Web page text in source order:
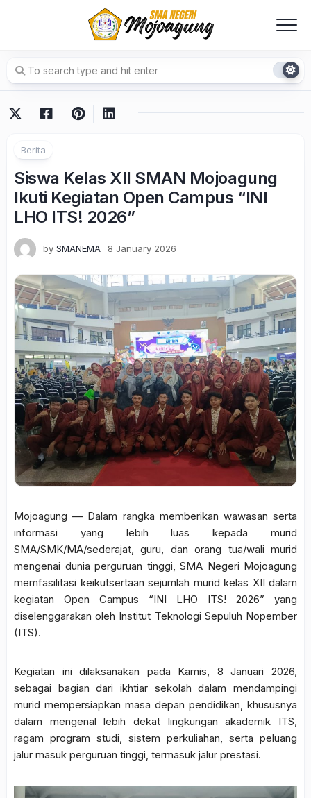
Berita
Siswa Kelas XII SMAN Mojoagung
Ikuti Kegiatan Open Campus “INI
LHO ITS! 2026”
by SMANEMA 8 January 2026
Mojoagung — Dalam rangka memberikan wawasan serta
informasi yang lebih luas kepada murid
SMA/SMK/MA/sederajat, guru, dan orang tua/wali murid
mengenai dunia perguruan tinggi, SMA Negeri Mojoagung
memfasilitasi keikutsertaan sejumlah murid kelas XII dalam
kegiatan Open Campus “INI LHO ITS! 2026” yang
diselenggarakan oleh Institut Teknologi Sepuluh Nopember
(ITS).
Kegiatan ini dilaksanakan pada Kamis, 8 Januari 2026,
sebagai bagian dari ikhtiar sekolah dalam mendampingi
murid mempersiapkan masa depan pendidikan, khususnya
dalam mengenal lebih dekat lingkungan akademik ITS,
ragam program studi, sistem perkuliahan, serta peluang
jalur masuk perguruan tinggi, termasuk jalur prestasi.